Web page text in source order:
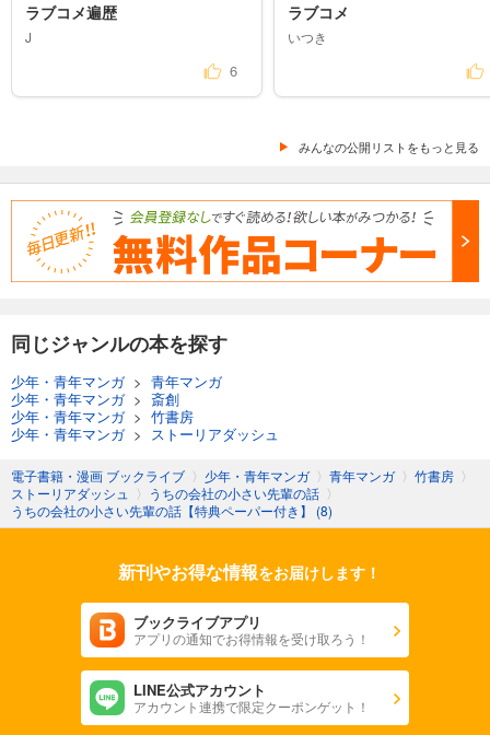
ラブコメ遍歴
J
6
ラブコメ
いつき
みんなの公開リストをもっと見る
同じジャンルの本を探す
少年・青年マンガ> 青年マンガ
少年・青年マンガ> 斎創
少年・青年マンガ> 竹書房
少年・青年マンガ> ストーリアダッシュ
電子書籍・漫画 ブックライブ 〉 少年・青年マンガ 〉 青年マンガ 〉 竹書房 〉
ストーリアダッシュ
〉 うちの会社の小さい先輩の話 〉
うちの会社の小さい先輩の話【特典ペーパー付き】 (8)
新刊やお得な情報をお届けします！
ブックライブアプリ
アプリの通知でお得情報を受け取ろう！
LINE公式アカウント
アカウント連携で限定クーポンゲット！